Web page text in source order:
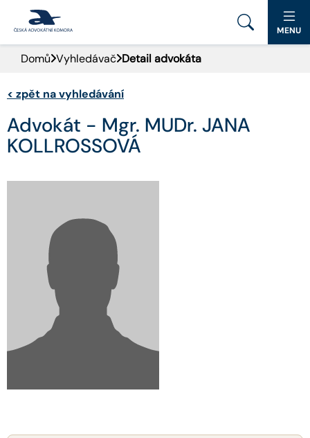
PORTÁL ČAK
DOMŮ
AKTUALITY
ADVOKÁTNÍ DENÍK
KONTAKT
MENU
Domů Vyhledávač Detail advokáta
< zpět na vyhledávání
Advokát - Mgr. MUDr. JANA
KOLLROSSOVÁ